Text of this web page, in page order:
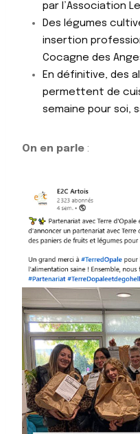
par l’Association
Des légumes
insertion
Cocagne des
En définitive, des
permettent de
semaine pour soi,
On en parle :